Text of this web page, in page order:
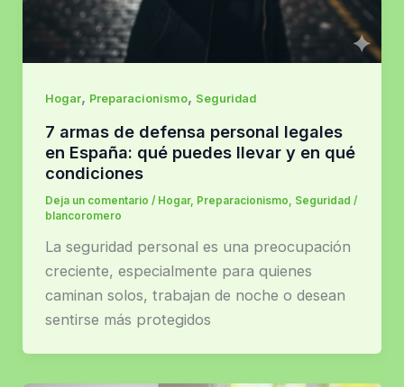
Hogar, Preparacionismo, Seguridad
7 armas de defensa personal legales
en España: qué puedes llevar y en qué
condiciones
Deja un comentario / Hogar, Preparacionismo, Seguridad /
blancoromero
La seguridad personal es una preocupación
creciente, especialmente para quienes
caminan solos, trabajan de noche o desean
sentirse más protegidos